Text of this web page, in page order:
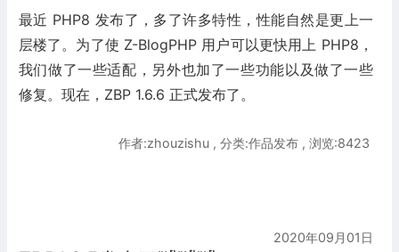
最近 PHP8 发布了，多了许多特性，性能自然是更上一
层楼了。为了使 Z-BlogPHP 用户可以更快用上 PHP8，
我们做了一些适配，另外也加了一些功能以及做了一些
修复。现在，ZBP 1.6.6 正式发布了。
作者:zhouzishu , 分类:作品发布 , 浏览:8423
2020年09月01日